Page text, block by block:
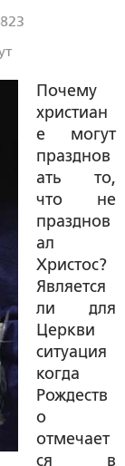
823
Почему
христиан
е могут
празднов
ать то,
что не
празднов
ал
Христос?
Является
ли для
Церкви
ситуация
когда
Рождеств
о
отмечает
ся в